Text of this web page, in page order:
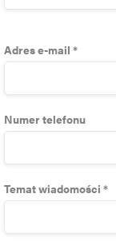
Adres e-mail *
Numer telefonu
Temat wiadomości *